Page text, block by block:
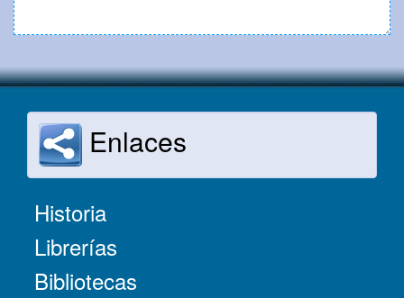
Enlaces
Historia
Librerías
Bibliotecas